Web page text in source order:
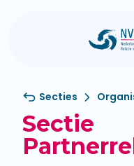
Secties
Sectie